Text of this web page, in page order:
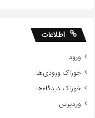
اطلاعات
ورود
خوراک ورودی‌ها
خوراک دیدگاه‌ها
وردپرس